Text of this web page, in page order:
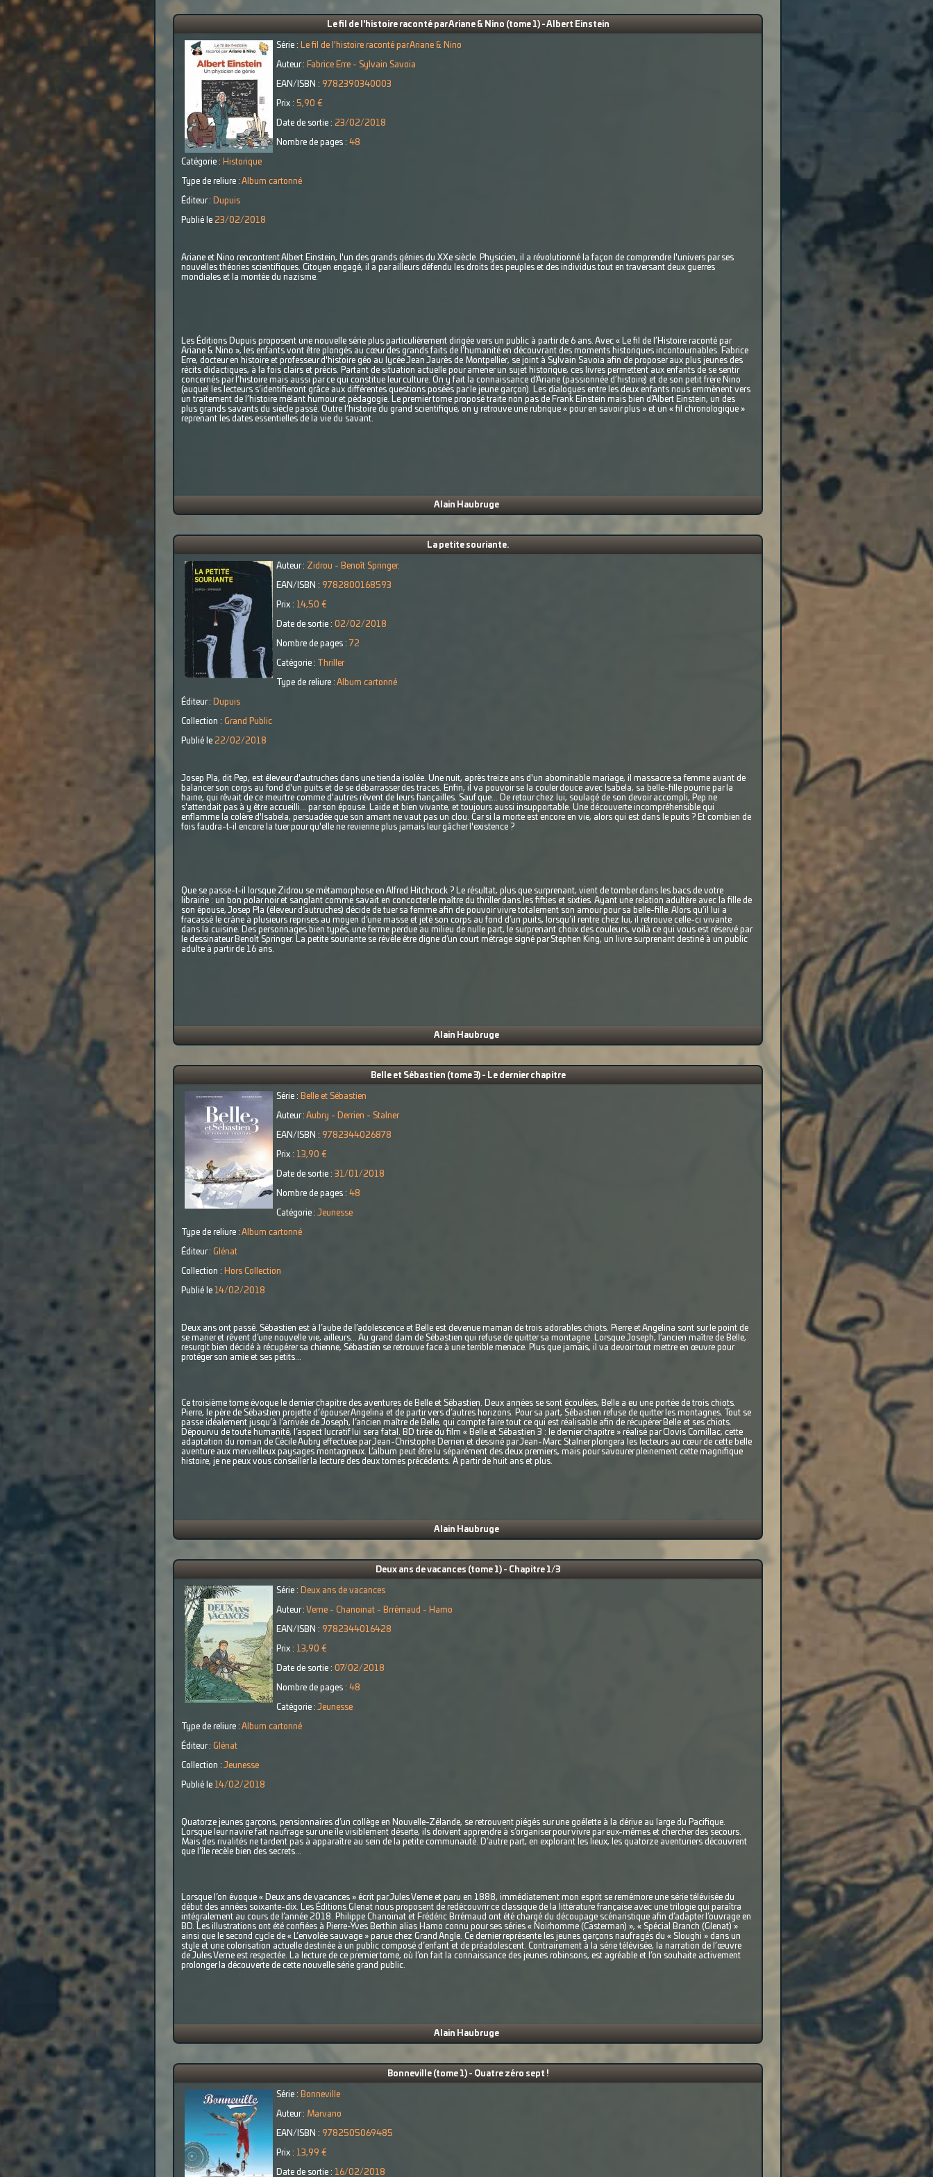
Le fil de l'histoire raconté par Ariane & Nino (tome 1) - Albert Einstein
Série : Le fil de l'histoire raconté par Ariane & Nino
Auteur : Fabrice Erre - Sylvain Savoia
EAN/ISBN : 9782390340003
Prix : 5,90 €
Date de sortie : 23/02/2018
Nombre de pages : 48
Catégorie : Historique
Type de reliure : Album cartonné
Éditeur : Dupuis
Publié le 23/02/2018
Ariane et Nino rencontrent Albert Einstein, l'un des grands génies du XXe siècle. Physicien, il a révolutionné la façon de comprendre l'univers par ses
nouvelles théories scientifiques. Citoyen engagé, il a par ailleurs défendu les droits des peuples et des individus tout en traversant deux guerres
mondiales et la montée du nazisme.
Les Éditions Dupuis proposent une nouvelle série plus particulièrement dirigée vers un public à partir de 6 ans. Avec « Le fil de l’Histoire raconté par
Ariane & Nino », les enfants vont être plongés au cœur des grands faits de l’humanité en découvrant des moments historiques incontournables. Fabrice
Erre, docteur en histoire et professeur d'histoire géo au lycée Jean Jaurès de Montpellier, se joint à Sylvain Savoia afin de proposer aux plus jeunes des
récits didactiques, à la fois clairs et précis. Partant de situation actuelle pour amener un sujet historique, ces livres permettent aux enfants de se sentir
concernés par l’histoire mais aussi par ce qui constitue leur culture. On y fait la connaissance d’Ariane (passionnée d’histoire) et de son petit frère Nino
(auquel les lecteurs s’identifieront grâce aux différentes questions posées par le jeune garçon). Les dialogues entre les deux enfants nous emmènent vers
un traitement de l’histoire mêlant humour et pédagogie. Le premier tome proposé traite non pas de Frank Einstein mais bien d’Albert Einstein, un des
plus grands savants du siècle passé. Outre l’histoire du grand scientifique, on y retrouve une rubrique « pour en savoir plus » et un « fil chronologique »
reprenant les dates essentielles de la vie du savant.
Alain Haubruge
La petite souriante.
Auteur : Zidrou - Benoît Springer.
EAN/ISBN : 9782800168593
Prix : 14,50 €
Date de sortie : 02/02/2018
Nombre de pages : 72
Catégorie : Thriller
Type de reliure : Album cartonné
Éditeur : Dupuis
Collection : Grand Public
Publié le 22/02/2018
Josep Pla, dit Pep, est éleveur d'autruches dans une tienda isolée. Une nuit, après treize ans d'un abominable mariage, il massacre sa femme avant de
balancer son corps au fond d'un puits et de se débarrasser des traces. Enfin, il va pouvoir se la couler douce avec Isabela, sa belle-fille pourrie par la
haine, qui rêvait de ce meurtre comme d'autres rêvent de leurs fiançailles. Sauf que... De retour chez lui, soulagé de son devoir accompli, Pep ne
s'attendait pas à y être accueilli... par son épouse. Laide et bien vivante, et toujours aussi insupportable. Une découverte incompréhensible qui
enflamme la colère d'Isabela, persuadée que son amant ne vaut pas un clou. Car si la morte est encore en vie, alors qui est dans le puits ? Et combien de
fois faudra-t-il encore la tuer pour qu'elle ne revienne plus jamais leur gâcher l'existence ?
Que se passe-t-il lorsque Zidrou se métamorphose en Alfred Hitchcock ? Le résultat, plus que surprenant, vient de tomber dans les bacs de votre
librairie : un bon polar noir et sanglant comme savait en concocter le maître du thriller dans les fifties et sixties. Ayant une relation adultère avec la fille de
son épouse, Josep Pla (éleveur d’autruches) décide de tuer sa femme afin de pouvoir vivre totalement son amour pour sa belle-fille. Alors qu’il lui a
fracassé le crâne à plusieurs reprises au moyen d’une masse et jeté son corps au fond d’un puits, lorsqu’il rentre chez lui, il retrouve celle-ci vivante
dans la cuisine. Des personnages bien typés, une ferme perdue au milieu de nulle part, le surprenant choix des couleurs, voilà ce qui vous est réservé par
le dessinateur Benoît Springer. La petite souriante se révèle être digne d’un court métrage signé par Stephen King, un livre surprenant destiné à un public
adulte à partir de 16 ans.
Alain Haubruge
Belle et Sébastien (tome 3) - Le dernier chapitre
Série : Belle et Sébastien
Auteur : Aubry - Derrien - Stalner
EAN/ISBN : 9782344026878
Prix : 13,90 €
Date de sortie : 31/01/2018
Nombre de pages : 48
Catégorie : Jeunesse
Type de reliure : Album cartonné
Éditeur : Glénat
Collection : Hors Collection
Publié le 14/02/2018
Deux ans ont passé. Sébastien est à l’aube de l’adolescence et Belle est devenue maman de trois adorables chiots. Pierre et Angelina sont sur le point de
se marier et rêvent d’une nouvelle vie, ailleurs... Au grand dam de Sébastien qui refuse de quitter sa montagne. Lorsque Joseph, l’ancien maître de Belle,
resurgit bien décidé à récupérer sa chienne, Sébastien se retrouve face à une terrible menace. Plus que jamais, il va devoir tout mettre en œuvre pour
protéger son amie et ses petits...
Ce troisième tome évoque le dernier chapitre des aventures de Belle et Sébastien. Deux années se sont écoulées, Belle a eu une portée de trois chiots.
Pierre, le père de Sébastien projette d’épouser Angelina et de partir vers d’autres horizons. Pour sa part, Sébastien refuse de quitter les montagnes. Tout se
passe idéalement jusqu’à l’arrivée de Joseph, l’ancien maître de Belle, qui compte faire tout ce qui est réalisable afin de récupérer Belle et ses chiots.
Dépourvu de toute humanité, l’aspect lucratif lui sera fatal. BD tirée du film « Belle et Sébastien 3 : le dernier chapitre » réalisé par Clovis Cornillac, cette
adaptation du roman de Cécile Aubry effectuée par Jean-Christophe Derrien et dessiné par Jean-Marc Stalner plongera les lecteurs au cœur de cette belle
aventure aux merveilleux paysages montagneux. L’album peut être lu séparément des deux premiers, mais pour savourer pleinement cette magnifique
histoire, je ne peux vous conseiller la lecture des deux tomes précédents. À partir de huit ans et plus.
Alain Haubruge
Deux ans de vacances (tome 1) - Chapitre 1/3
Série : Deux ans de vacances
Auteur : Verne - Chanoinat - Brrémaud - Hamo
EAN/ISBN : 9782344016428
Prix : 13,90 €
Date de sortie : 07/02/2018
Nombre de pages : 48
Catégorie : Jeunesse
Type de reliure : Album cartonné
Éditeur : Glénat
Collection : Jeunesse
Publié le 14/02/2018
Quatorze jeunes garçons, pensionnaires d’un collège en Nouvelle-Zélande, se retrouvent piégés sur une goélette à la dérive au large du Pacifique.
Lorsque leur navire fait naufrage sur une île visiblement déserte, ils doivent apprendre à s’organiser pour vivre par eux-mêmes et chercher des secours.
Mais des rivalités ne tardent pas à apparaître au sein de la petite communauté. D’autre part, en explorant les lieux, les quatorze aventuriers découvrent
que l’île recèle bien des secrets...
Lorsque l’on évoque « Deux ans de vacances » écrit par Jules Verne et paru en 1888, immédiatement mon esprit se remémore une série télévisée du
début des années soixante-dix. Les Éditions Glenat nous proposent de redécouvrir ce classique de la littérature française avec une trilogie qui paraîtra
intégralement au cours de l’année 2018. Philippe Chanoinat et Frédéric Brrémaud ont été chargé du découpage scénaristique afin d’adapter l’ouvrage en
BD. Les illustrations ont été confiées à Pierre-Yves Berthin alias Hamo connu pour ses séries « Noirhomme (Casterman) », « Spécial Branch (Glenat) »
ainsi que le second cycle de « L’envolée sauvage » parue chez Grand Angle. Ce dernier représente les jeunes garçons naufragés du « Sloughi » dans un
style et une colorisation actuelle destinée à un public composé d’enfant et de préadolescent. Contrairement à la série télévisée, la narration de l’œuvre
de Jules Verne est respectée. La lecture de ce premier tome, où l’on fait la connaissance des jeunes robinsons, est agréable et l’on souhaite activement
prolonger la découverte de cette nouvelle série grand public.
Alain Haubruge
Bonneville (tome 1) - Quatre zéro sept !
Série : Bonneville
Auteur : Marvano
EAN/ISBN : 9782505069485
Prix : 13,99 €
Date de sortie : 16/02/2018